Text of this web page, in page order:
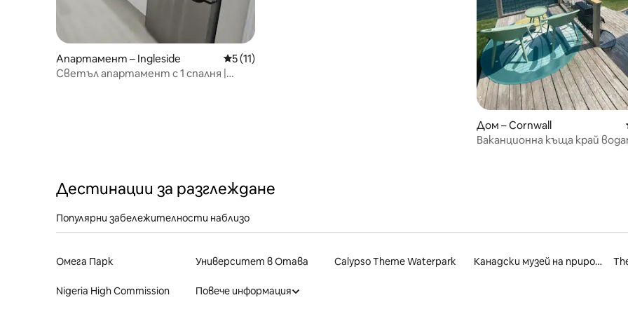
Апартамент – Ingleside Средна оценка: 5 от 5, 11 отзива
5 (11)
Светъл апартамент с 1 спалня |
Дом – Cornwall
Ваканционна къща край
Дестинации за разглеждане
Популярни забележителности наблизо
Омега Парк Университет в Отава Calypso Theme Waterpark Канадски музей на природата
Nigeria High Commission Повече информация